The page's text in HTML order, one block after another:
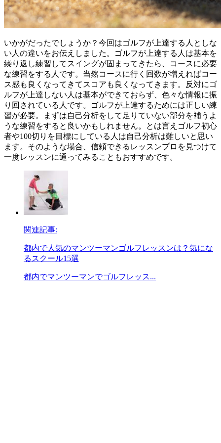
いかがだったでしょうか？今回はゴルフが上達する人としな
い人の違いをお伝えしました。ゴルフが上達する人は基本を
繰り返し練習してスイングが固まってきたら、コースに必要
な練習をする人です。当然コースに行く回数が増えればコー
ス感も良くなってきてスコアも良くなってきます。反対にゴ
ルフが上達しない人は基本ができておらず、色々な情報に振
り回されている人です。ゴルフが上達するためには正しい練
習が必要。まずは自己分析をして足りていない部分を補うよ
うな練習をすると良いかもしれません。とは言えゴルフ初心
者や100切りを目標にしている人は自己分析は難しいと思い
ます。そのような場合、信頼できるレッスンプロを見つけて
一度レッスンに通ってみることもおすすめです。
関連記事:
都内で人気のマンツーマンゴルフレッスンは？気にな
るスクール15選
都内でマンツーマンでゴルフレッス...